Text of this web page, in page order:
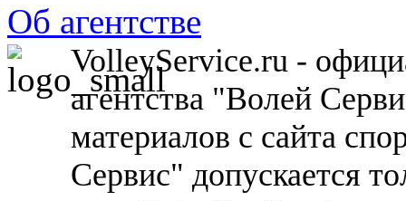
Об агентстве
VolleyService.ru -
агентства "Волей
материалов с сайта
Сервис" допускается